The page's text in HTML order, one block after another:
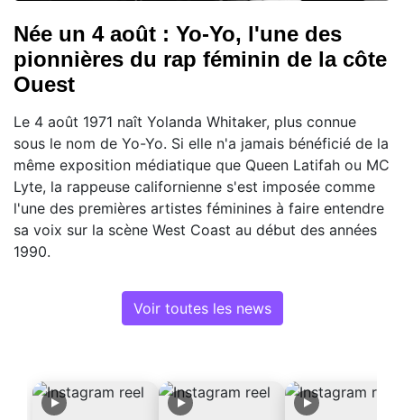
Née un 4 août : Yo-Yo, l'une des
pionnières du rap féminin de la côte
Ouest
Le 4 août 1971 naît Yolanda Whitaker, plus connue
sous le nom de Yo-Yo. Si elle n'a jamais bénéficié de la
même exposition médiatique que Queen Latifah ou MC
Lyte, la rappeuse californienne s'est imposée comme
l'une des premières artistes féminines à faire entendre
sa voix sur la scène West Coast au début des années
1990.
Voir toutes les news